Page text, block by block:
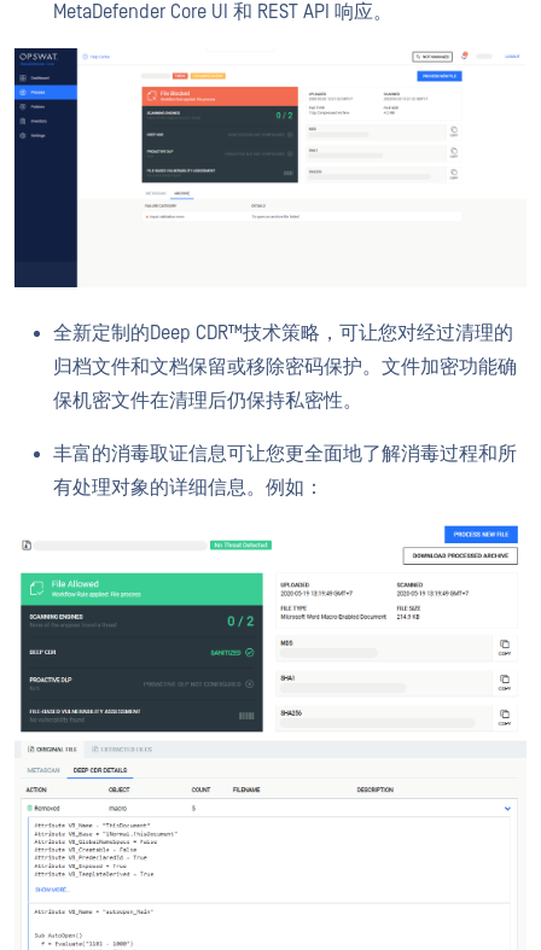
MetaDefender Core UI 和 REST API 响应。
全新定制的Deep CDR™技术策略，可让您对经过清理的
归档文件和文档保留或移除密码保护。文件加密功能确
保机密文件在清理后仍保持私密性。
丰富的消毒取证信息可让您更全面地了解消毒过程和所
有处理对象的详细信息。例如：